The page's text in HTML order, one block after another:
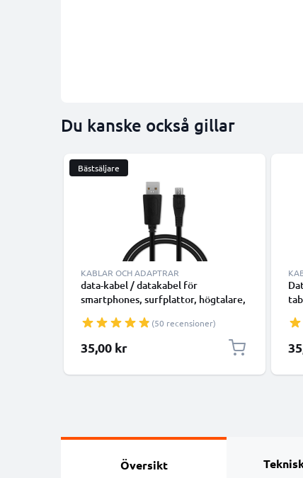
Du kanske också gillar
Bästsäljare
KABLAR OCH ADAPTRAR
data-kabel / datakabel för
smartphones, surfplattor, högtalare,
hörlurar - 1m 1A överföringssladd
PVC Datakabel svart
(50 recensioner)
35,00 kr
Översikt